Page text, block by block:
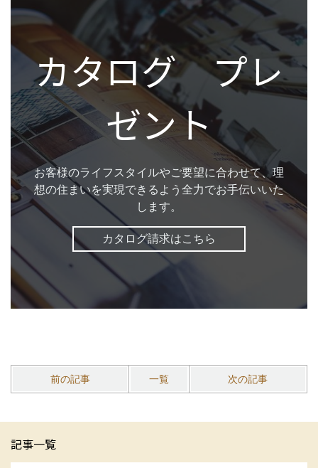
カタログ プレ
ゼント
お客様のライフスタイルやご要望に合わせて、理
想の住まいを実現できるよう全力でお手伝いいた
します。
カタログ請求はこちら
前の記事 一覧 次の記事
記事一覧